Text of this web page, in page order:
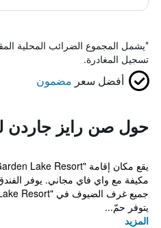
*يشمل المجموع الضرائب المحلية
تسجيل المغادرة.
أفضل سعر مضمون
حول صن رايز جاردن
مكيفة مع واي فاي مجاني. يوفر
يتوفر حمّ...
المزيد